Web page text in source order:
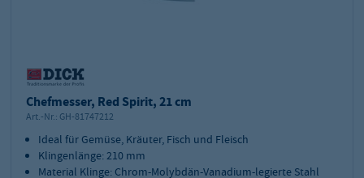
Chefmesser, Red Spirit, 21 cm
Art.-Nr.: GH-81747212
Ideal für Gemüse, Kräuter, Fisch und Fleisch
Klingenlänge: 210 mm
Material Klinge: Chrom-Molybdän-Vanadium-legierte Stahl